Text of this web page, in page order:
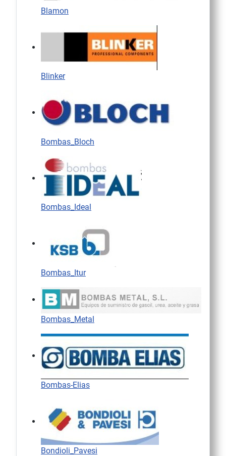
Blamon
Blinker
Bombas_Bloch
Bombas_Ideal
Bombas_Itur
Bombas_Metal
Bombas-Elias
Bondioli_Pavesi